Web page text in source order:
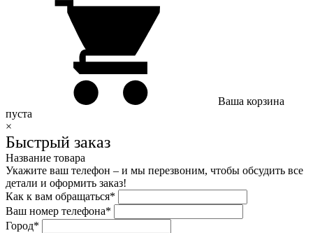
Ваша корзина
пуста
×
Быстрый заказ
Название товара
Укажите ваш телефон – и мы перезвоним, чтобы обсудить все
детали и оформить заказ!
Как к вам обращаться*
Ваш номер телефона*
Город*